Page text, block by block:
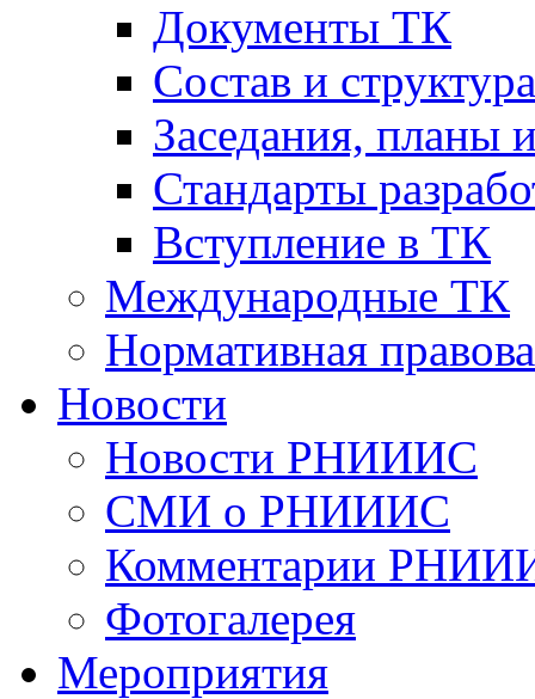
Документы ТК
Cостав и
Заседания, планы
Стандарты
Вступление в ТК
Международные ТК
Нормативная
Новости
Новости РНИИИС
СМИ о РНИИИС
Комментарии
Фотогалерея
Мероприятия